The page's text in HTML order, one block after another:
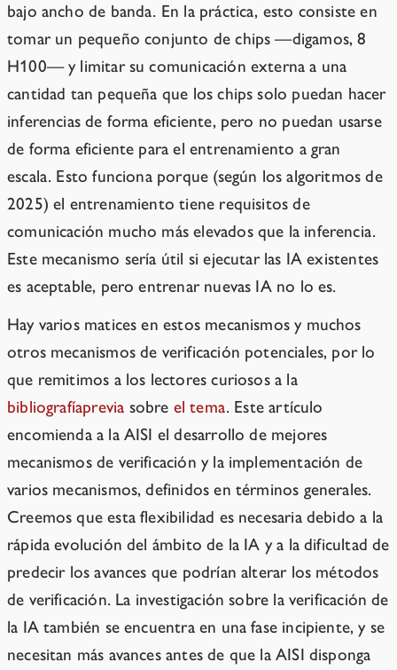
bajo ancho de banda. En la práctica, esto consiste en
tomar un pequeño conjunto de chips —digamos, 8
H100— y limitar su comunicación externa a una
cantidad tan pequeña que los chips solo puedan hacer
inferencias de forma eficiente, pero no puedan usarse
de forma eficiente para el entrenamiento a gran
escala. Esto funciona porque (según los algoritmos de
2025) el entrenamiento tiene requisitos de
comunicación mucho más elevados que la inferencia.
Este mecanismo sería útil si ejecutar las IA existentes
es aceptable, pero entrenar nuevas IA no lo es.
Hay varios matices en estos mecanismos y muchos
otros mecanismos de verificación potenciales, por lo
que remitimos a los lectores curiosos a la
bibliografíaprevia sobre el tema. Este artículo
encomienda a la AISI el desarrollo de mejores
mecanismos de verificación y la implementación de
varios mecanismos, definidos en términos generales.
Creemos que esta flexibilidad es necesaria debido a la
rápida evolución del ámbito de la IA y a la dificultad de
predecir los avances que podrían alterar los métodos
de verificación. La investigación sobre la verificación de
la IA también se encuentra en una fase incipiente, y se
necesitan más avances antes de que la AISI disponga